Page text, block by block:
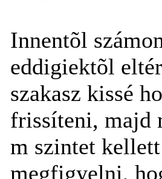
Innentõl
eddigiektõl
szakasz kissé
frissíteni, majd
m szintet
megfigyelni,